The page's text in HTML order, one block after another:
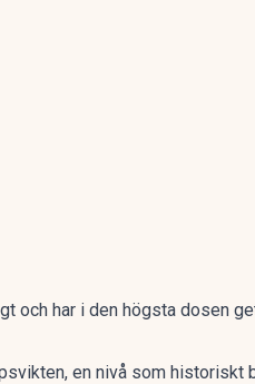
och har i den högsta dosen
en nivå som historiskt